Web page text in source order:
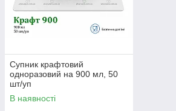
Супник крафтовий
одноразовий на 900 мл, 50
шт/уп
В наявності